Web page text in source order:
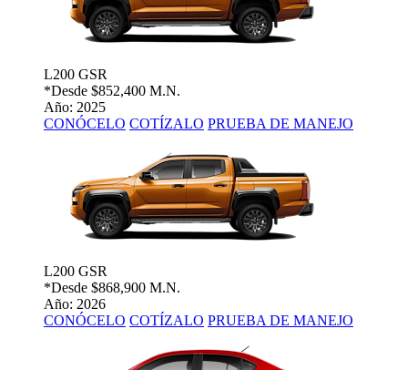
L200 GSR
*Desde $852,400 M.N.
Año: 2025
CONÓCELO COTÍZALO PRUEBA DE MANEJO
L200 GSR
*Desde $868,900 M.N.
Año: 2026
CONÓCELO COTÍZALO PRUEBA DE MANEJO